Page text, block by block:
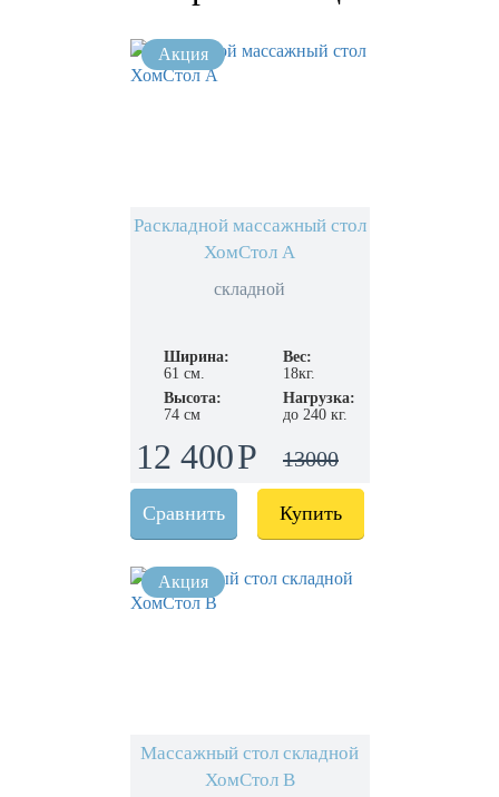
Раскладной массажный стол
ХомСтол А
складной
Ширина:
61 см.
Вес:
18кг.
Высота:
74 см
Нагрузка:
до 240 кг.
12 400 13000
Сравнить Купить
Массажный стол складной
ХомСтол B